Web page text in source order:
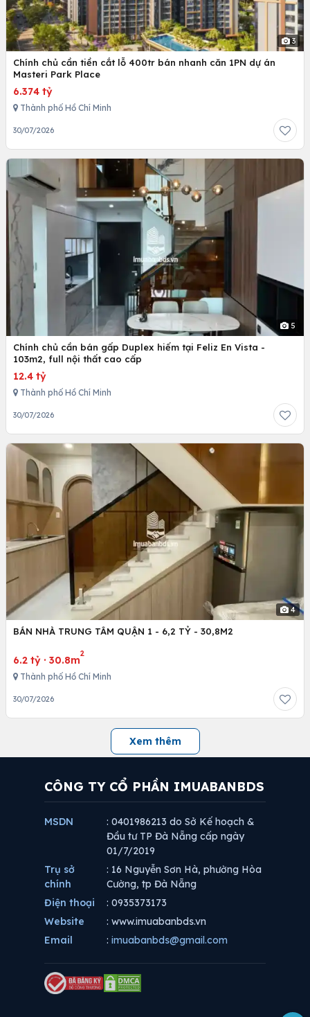
3
Chính chủ cần tiền cắt lỗ 400tr bán nhanh căn 1PN dự án
Masteri Park Place
6.374 tỷ
Thành phố Hồ Chí Minh
30/07/2026
5
Chính chủ cần bán gấp Duplex hiếm tại Feliz En Vista -
103m2, full nội thất cao cấp
12.4 tỷ
Thành phố Hồ Chí Minh
30/07/2026
4
BÁN NHÀ TRUNG TÂM QUẬN 1 - 6,2 TỶ - 30,8M2
6.2 tỷ · 30.8m
2
Thành phố Hồ Chí Minh
30/07/2026
Xem thêm
CÔNG TY CỔ PHẦN IMUABANBDS
MSDN
: 0401986213 do Sở Kế hoạch &
Đầu tư TP Đà Nẵng cấp ngày
01/7/2019
Trụ sở
chính
: 16 Nguyễn Sơn Hà, phường Hòa
Cường, tp Đà Nẵng
Điện thoại
: 0935373173
Website
: www.imuabanbds.vn
Email
: imuabanbds@gmail.com